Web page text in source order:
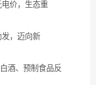
价，生态重
，迈向新
酒、预制食品反